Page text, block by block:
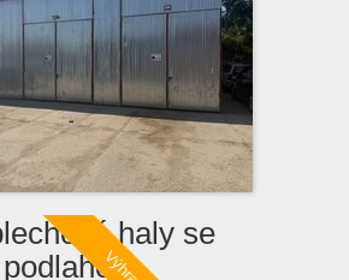
haly se